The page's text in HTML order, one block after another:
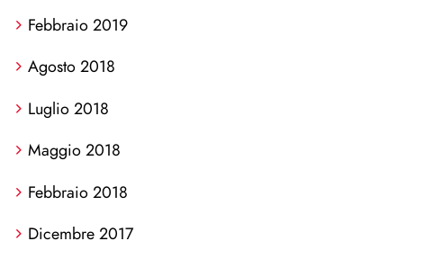
Febbraio 2019
Agosto 2018
Luglio 2018
Maggio 2018
Febbraio 2018
Dicembre 2017